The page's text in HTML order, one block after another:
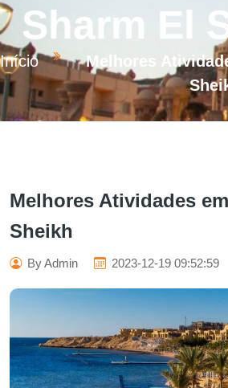
Sharm El
Início
Melhores
Melhores Atividades
Sheikh
By Admin 2023-12-19 09:52:59